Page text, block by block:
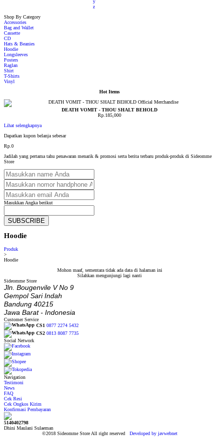
y
z
Shop By Category
Accessories
Bag and Wallet
Cassette
CD
Hats & Beanies
Hoodie
Longsleeves
Posters
Raglan
Shirt
T-Shirts
Vinyl
Hot Items
DEATH VOMIT - THOU SHALT BEHOLD
Rp.185,000
Lihat selengkapnya
Dapatkan kupon belanja sebesar
Rp.0
Jadilah yang pertama tahu penawaran menarik & promosi serta berita terbaru produk-produk di Sideomme
Store
Masukkan Angka berikut
SUBSCRIBE
Hoodie
Produk
>
Hoodie
Mohon maaf, sementara tidak ada data di halaman ini
Silahkan mengunjungi lagi nanti
Sideomme Store
Jln. Bougenvile V No 9
Gempol Sari Indah
Bandung 40215
Jawa Barat - Indonesia
Customer Service
CS1 0877 2274 5432
CS2 0813 8087 7735
Social Network
Navigation
Testimoni
News
FAQ
Cek Resi
Cek Ongkos Kirim
Konfirmasi Pembayaran
5140402798
Dhini Maulani Sulaeman
©2018 Sideomme Store All right reserved Developed by javwebnet